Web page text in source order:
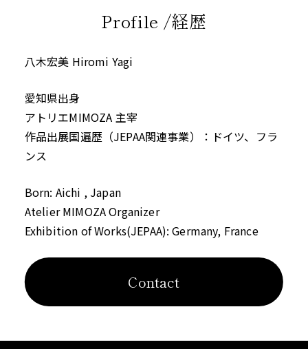
Profile /経歴
八木宏美 Hiromi Yagi
愛知県出身
アトリエMIMOZA 主宰
作品出展国遍歴（JEPAA関連事業）：ドイツ、フラ
ンス
Born: Aichi , Japan
Atelier MIMOZA Organizer
Exhibition of Works(JEPAA): Germany, France
Contact